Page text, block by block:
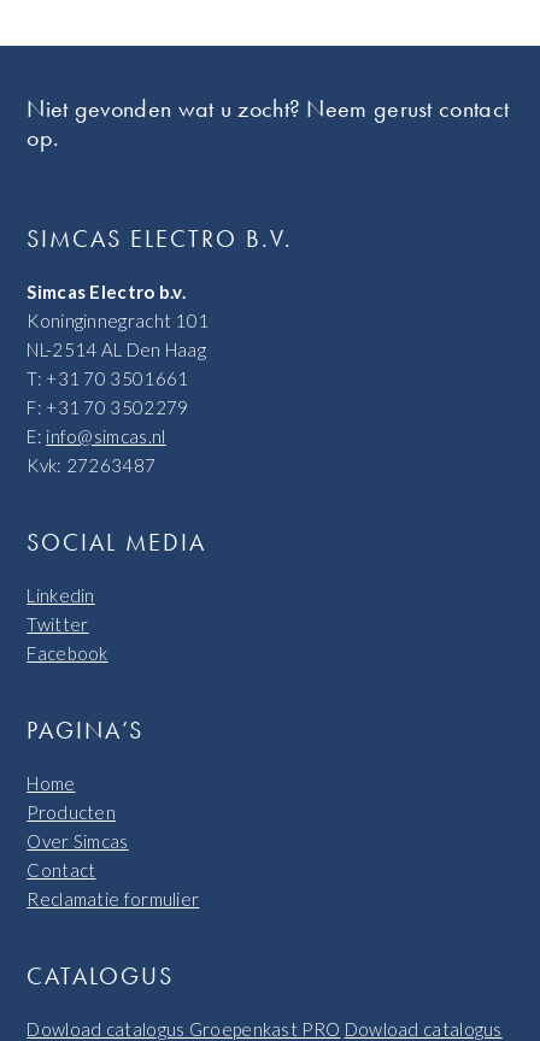
Niet gevonden wat u zocht? Neem gerust contact
op.
SIMCAS ELECTRO B.V.
Simcas Electro b.v.
Koninginnegracht 101
NL-2514 AL Den Haag
T: +31 70 3501661
F: +31 70 3502279
E: info@simcas.nl
Kvk: 27263487
SOCIAL MEDIA
Linkedin
Twitter
Facebook
PAGINA’S
Home
Producten
Over Simcas
Contact
Reclamatie formulier
CATALOGUS
Dowload catalogus Groepenkast PRO Dowload catalogus